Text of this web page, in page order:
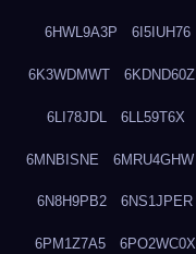
6HWL9A3P 6I5IUH76
6K3WDMWT 6KDND60Z
6LI78JDL 6LL59T6X
6MNBISNE 6MRU4GHW
6N8H9PB2 6NS1JPER
6PM1Z7A5 6PO2WC0X